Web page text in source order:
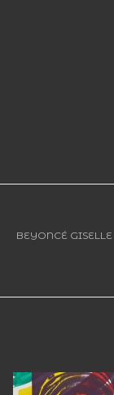
BEYONCÉ